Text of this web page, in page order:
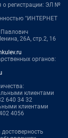
о регистрации: ЭЛ №
"ИНТЕРНЕТ
26А, стр.2, 16
органов:
клиентами
640 34 32
клиентами
4056
достоверность